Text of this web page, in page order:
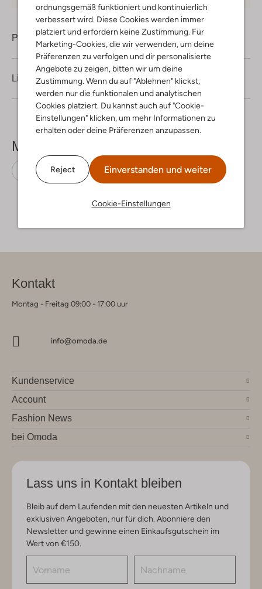
ordnungsgemäß funktioniert und kontinuierlich
verbessert wird. Diese Cookies werden immer
platziert und erfordern keine Zustimmung. Für
Marketing-Cookies, die wir verwenden, um deine
Präferenzen zu verfolgen und dir personalisierte
Angebote zu zeigen, bitten wir um deine
Zustimmung. Wenn du auf "Ablehnen" klickst,
werden nur die funktionalen und analytischen
Cookies platziert. Du kannst auch auf "Cookie-
Einstellungen" klicken, um mehr Informationen zu
erhalten oder deine Präferenzen anzupassen.
Reject Einverstanden und weiter
Cookie-Einstellungen
Produktinformation
Lieferung & Rückgabe
Mehr sehen
Pantoletten Clay Leder-Optik
Kontakt
Montag - Freitag 09:00 - 17:00 uur
info@omoda.de
Kundenservice
Account
Fashion News
bei Omoda
Lass uns in Kontakt bleiben
Bleib auf dem Laufenden mit den neuesten Artikeln und
exklusiven Angeboten, nur für dich. Abonniere den
Newsletter und gewinne einen Einkaufsgutschein im
Wert von €150.